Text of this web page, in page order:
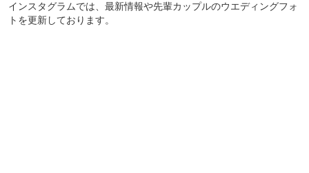
インスタグラムでは、最新情報や先輩カップルのウエディングフォ
トを更新しております。